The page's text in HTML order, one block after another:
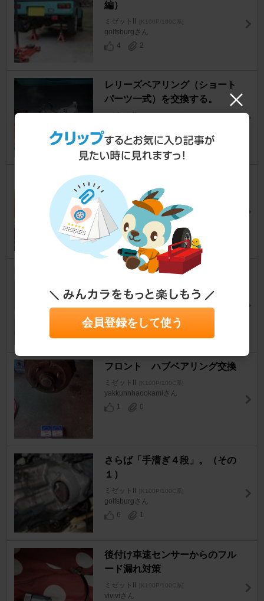
編）
ミゼットII [K100P/100C系]
golfsburgさん
4
2
レリーズベアリング（ショート
パーツ一式）を交換する。
ミゼットII
9
1
ミッション載せ替え④
ミゼットII [K100P/100C系]
golfsburgさん
12
５速ミッション換装
ミゼットII [K100P/100C系]
M:i:Z IIさん
フロント ハブベアリング交換
ミゼットII [K100P/100C系]
yakkunnhaookamiさん
1
0
さらば「手漕ぎ４段」。（その
１）
ミゼットII [K100P/100C系]
golfsburgさん
6
1
後付け車速センサーからのフル
ード漏れ対策
ミゼットII [K100P/100C系]
viviviさん
会員登録をして使う